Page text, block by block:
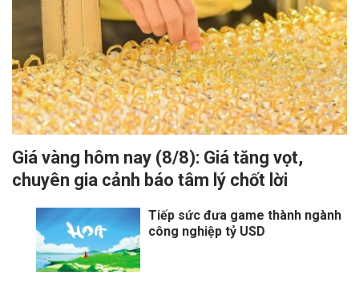
Giá vàng hôm nay (8/8): Giá tăng vọt,
chuyên gia cảnh báo tâm lý chốt lời
Tiếp sức đưa game thành ngành
công nghiệp tỷ USD